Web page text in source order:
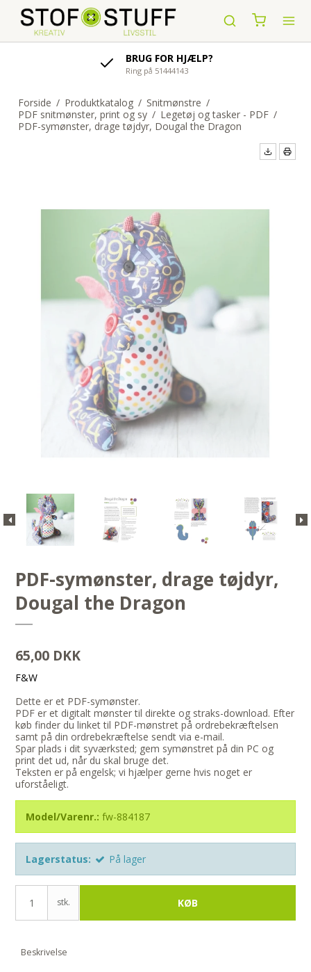
Forside / Produktkatalog / Snitmønstre /
PDF snitmønster, print og sy / Legetøj og tasker - PDF /
PDF-symønster, drage tøjdyr, Dougal the Dragon
PDF-symønster, drage tøjdyr,
Dougal the Dragon
65,00 DKK
F&W
Dette er et PDF-symønster.
PDF er et digitalt mønster til direkte og straks-download. Efter
køb finder du linket til PDF-mønstret på ordrebekræftelsen
samt på din ordrebekræftelse sendt via e-mail.
Spar plads i dit syværksted; gem symønstret på din PC og
print det ud, når du skal bruge det.
Teksten er på engelsk; vi hjælper gerne hvis noget er
uforståeligt.
Model/Varenr.: fw-884187
Lagerstatus: På lager
stk. KØB
Beskrivelse